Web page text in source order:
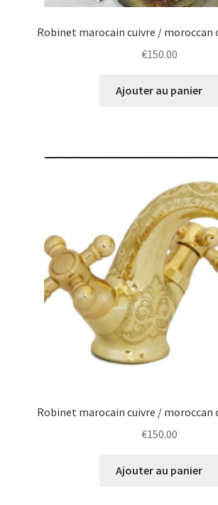
Robinet marocain cuivre / moroccan
€150.00
Ajouter au panier
Robinet marocain cuivre / moroccan
€150.00
Ajouter au panier